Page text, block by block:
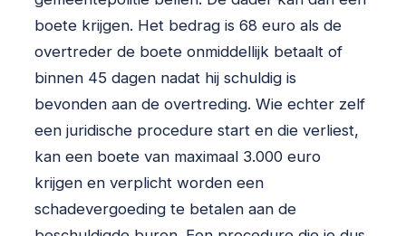
boete krijgen. Het bedrag is 68 euro als de
overtreder de boete onmiddellijk betaalt of
binnen 45 dagen nadat hij schuldig is
bevonden aan de overtreding. Wie echter zelf
een juridische procedure start en die verliest,
kan een boete van maximaal 3.000 euro
krijgen en verplicht worden een
schadevergoeding te betalen aan de